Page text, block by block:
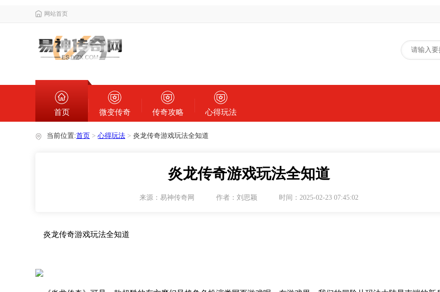
网站首页
栏目导航
心得玩法
首页 微变传奇 传奇攻略 心得玩法
当前位置:首页 > 心得玩法 > 炎龙传奇游戏玩法全知道
炎龙传奇游戏玩法全知道
来源：易神传奇网 作者：刘思颖 时间：2025-02-23 07:45:02
炎龙传奇游戏玩法全知道